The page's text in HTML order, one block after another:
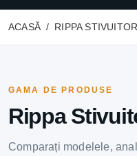
ACASĂ RIPPA STIVUITOR
GAMA DE PRODUSE
Rippa
Comparați modelele,